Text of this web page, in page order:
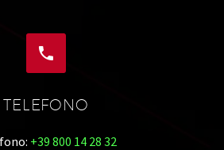


TELEFONO
+39 800 14 28 32